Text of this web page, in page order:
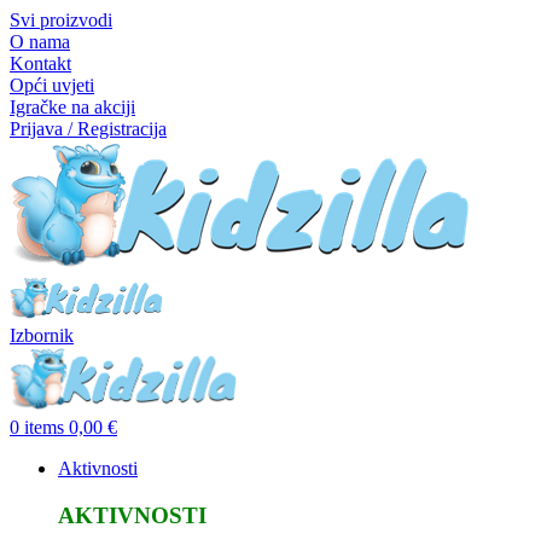
Svi proizvodi
O nama
Kontakt
Opći uvjeti
Igračke na akciji
Prijava / Registracija
Izbornik
0 items 0,00 €
Aktivnosti
AKTIVNOSTI